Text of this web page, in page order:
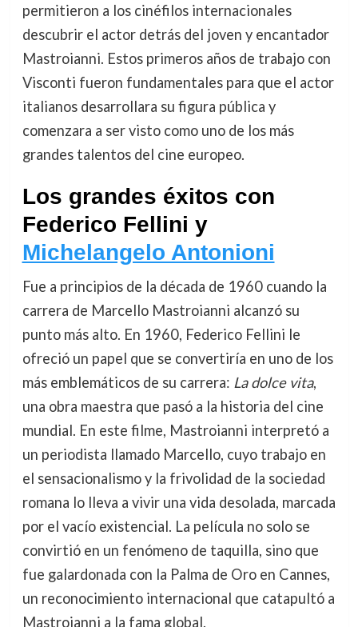
permitieron a los cinéfilos internacionales
descubrir el actor detrás del joven y encantador
Mastroianni. Estos primeros años de trabajo con
Visconti fueron fundamentales para que el actor
italianos desarrollara su figura pública y
comenzara a ser visto como uno de los más
grandes talentos del cine europeo.
Los grandes éxitos con
Federico Fellini y
Michelangelo Antonioni
Fue a principios de la década de 1960 cuando la
carrera de Marcello Mastroianni alcanzó su
punto más alto. En 1960, Federico Fellini le
ofreció un papel que se convertiría en uno de los
más emblemáticos de su carrera: La dolce vita,
una obra maestra que pasó a la historia del cine
mundial. En este filme, Mastroianni interpretó a
un periodista llamado Marcello, cuyo trabajo en
el sensacionalismo y la frivolidad de la sociedad
romana lo lleva a vivir una vida desolada, marcada
por el vacío existencial. La película no solo se
convirtió en un fenómeno de taquilla, sino que
fue galardonada con la Palma de Oro en Cannes,
un reconocimiento internacional que catapultó a
Mastroianni a la fama global.